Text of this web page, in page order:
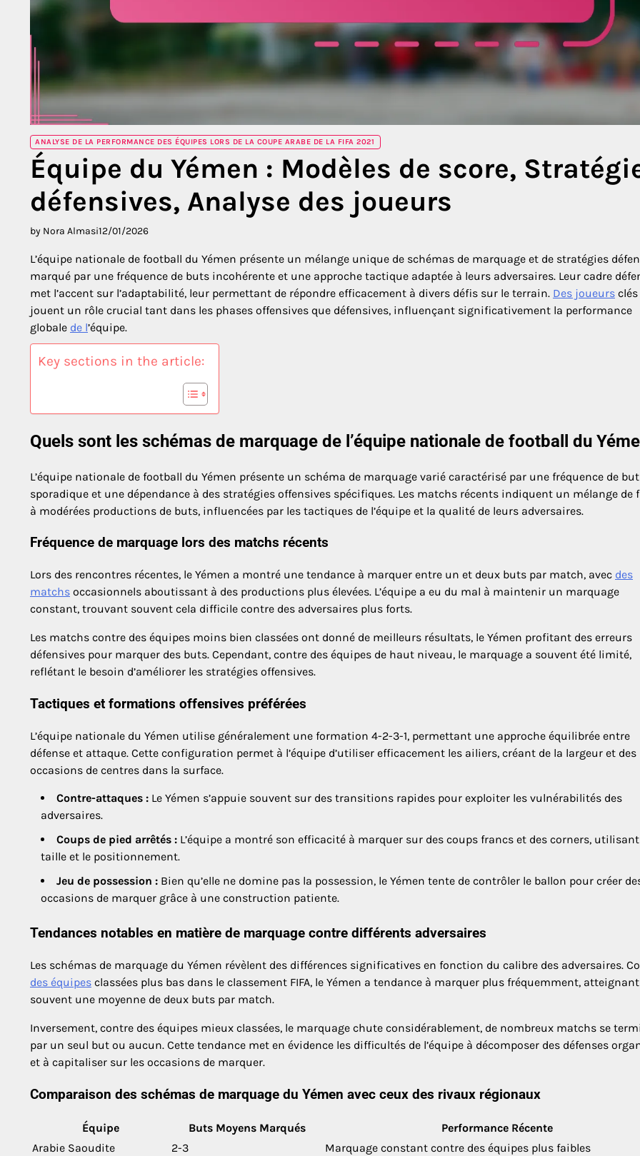
ANALYSE DE LA PERFORMANCE DES ÉQUIPES LORS DE LA COUPE ARABE DE LA FIFA 2021
Équipe du Yémen : Modèles de score,
défensives, Analyse des joueurs
by Nora Almasi12/01/2026
L’équipe nationale de football du Yémen présente un mélange unique de schémas de marquage et de stratégies
marqué par une fréquence de buts incohérente et une approche tactique adaptée à leurs adversaires. Leur cadre
met l’accent sur l’adaptabilité, leur permettant de répondre efficacement à divers défis sur le terrain. Des joueurs clés
jouent un rôle crucial tant dans les phases offensives que défensives, influençant significativement la performance
globale de l’équipe.
Key sections in the article:
Quels sont les schémas de marquage de l’équipe nationale de football du
L’équipe nationale de football du Yémen présente un schéma de marquage varié caractérisé par une fréquence de
sporadique et une dépendance à des stratégies offensives spécifiques. Les matchs récents indiquent un mélange de
à modérées productions de buts, influencées par les tactiques de l’équipe et la qualité de leurs adversaires.
Fréquence de marquage lors des matchs récents
Lors des rencontres récentes, le Yémen a montré une tendance à marquer entre un et deux buts par match, avec des
matchs occasionnels aboutissant à des productions plus élevées. L’équipe a eu du mal à maintenir un marquage
constant, trouvant souvent cela difficile contre des adversaires plus forts.
Les matchs contre des équipes moins bien classées ont donné de meilleurs résultats, le Yémen profitant des erreurs
défensives pour marquer des buts. Cependant, contre des équipes de haut niveau, le marquage a souvent été limité,
reflétant le besoin d’améliorer les stratégies offensives.
Tactiques et formations offensives préférées
L’équipe nationale du Yémen utilise généralement une formation 4-2-3-1, permettant une approche équilibrée entre
défense et attaque. Cette configuration permet à l’équipe d’utiliser efficacement les ailiers, créant de la largeur et des
occasions de centres dans la surface.
Contre-attaques : Le Yémen s’appuie souvent sur des transitions rapides pour exploiter les vulnérabilités des
adversaires.
Coups de pied arrêtés : L’équipe a montré son efficacité à marquer sur des coups francs et des corners,
taille et le positionnement.
Jeu de possession : Bien qu’elle ne domine pas la possession, le Yémen tente de contrôler le ballon pour créer
occasions de marquer grâce à une construction patiente.
Tendances notables en matière de marquage contre différents adversaires
Les schémas de marquage du Yémen révèlent des différences significatives en fonction du calibre des adversaires.
des équipes classées plus bas dans le classement FIFA, le Yémen a tendance à marquer plus fréquemment, atteignant
souvent une moyenne de deux buts par match.
Inversement, contre des équipes mieux classées, le marquage chute considérablement, de nombreux matchs se
par un seul but ou aucun. Cette tendance met en évidence les difficultés de l’équipe à décomposer des défenses
et à capitaliser sur les occasions de marquer.
Comparaison des schémas de marquage du Yémen avec ceux des rivaux régionaux
Équipe Buts Moyens Marqués
Performance Récente
Arabie Saoudite
2-3
Marquage constant contre des équipes plus faibles